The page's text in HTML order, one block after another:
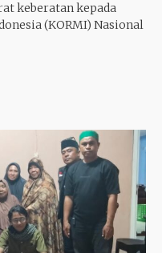
keberatan kepada
(KORMI) Nasional